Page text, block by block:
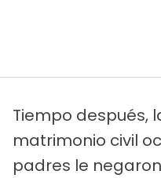
Tiempo después,
matrimonio civil
padres le